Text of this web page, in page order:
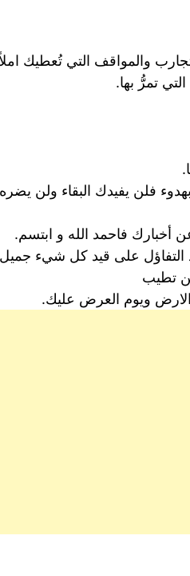
والمواقف التي تُعطيك املاً
تمرُّ بها.
فلن يفيدك البقاء ولن
فاحمد الله و ابتسم.
التفاؤل على قيد كل شيء
تطيب
ويوم العرض عليك.